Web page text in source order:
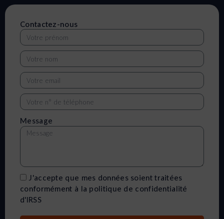
Contactez-nous
Message
J'accepte que mes données soient traitées
conformément à la politique de confidentialité
d'IRSS